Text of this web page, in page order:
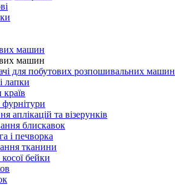
машин
машин
для побутових розпошивальних машин
лапки
аплікацій та візерунків
блискавок
і печворка
тканини
бейки